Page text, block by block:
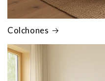
Colchones